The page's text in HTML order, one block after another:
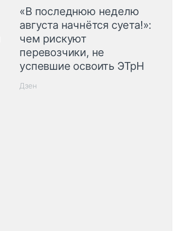
«В последнюю неделю
августа начнётся суета!»:
чем рискуют
перевозчики, не
успевшие освоить ЭТрН
Дзен